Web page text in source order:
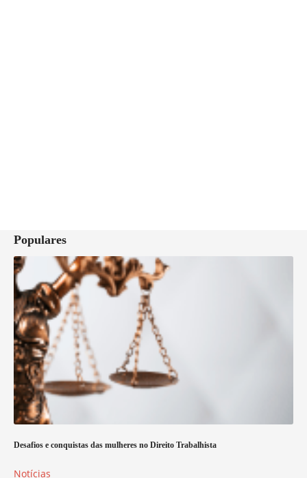
Populares
Desafios e conquistas das mulheres no Direito Trabalhista
Notícias